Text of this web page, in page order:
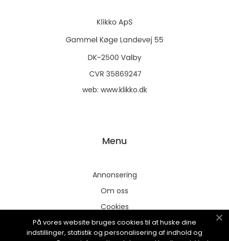
web: www.klikko.dk
Menu
Annonsering
Om oss
Cookies
Kontakta oss
Sitemap
På vores website bruges cookies til at huske dine
indstillinger, statistik og personalisering af indhold og